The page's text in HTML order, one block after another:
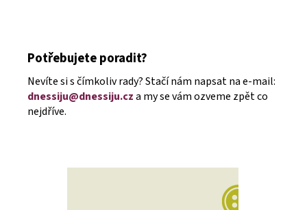
Potřebujete poradit?
Nevíte si s čímkoliv rady? Stačí nám napsat na e-mail:
dnessiju@dnessiju.cza my se vám ozveme zpět co
nejdříve.